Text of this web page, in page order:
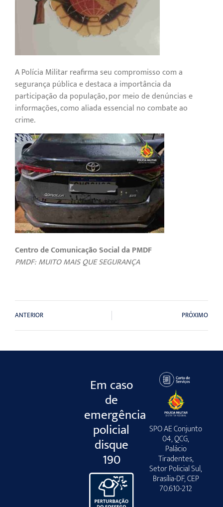
A Polícia Militar reafirma seu compromisso com a
segurança pública e destaca a importância da
participação da população, por meio de denúncias e
informações, como aliada essencial no combate ao
crime.
Centro de Comunicação Social da PMDF
PMDF: MUITO MAIS QUE SEGURANÇA
ANTERIOR PRÓXIMO
Em caso
de
emergência
policial
disque
190
SPO AE Conjunto
04, QCG,
Palácio
Tiradentes,
Setor Policial Sul,
Brasília-DF, CEP
70.610-212